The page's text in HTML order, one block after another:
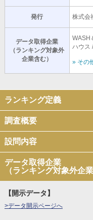
発行 株式会
データ取得企業
（ランキング対象外
企業含む）
WASH
ハウス
» その
ランキング定義
調査概要
設問内容
データ取得企業
（ランキング対象外企業
【開示データ】
>データ開示ページへ